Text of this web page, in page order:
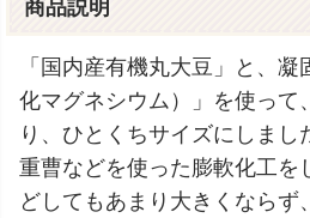
商品説明
「国内産有機丸大豆」と、
化マグネシウム）」を使って
り、ひとくちサイズにしまし
重曹などを使った膨軟化工を
どしてもあまり大きくならず